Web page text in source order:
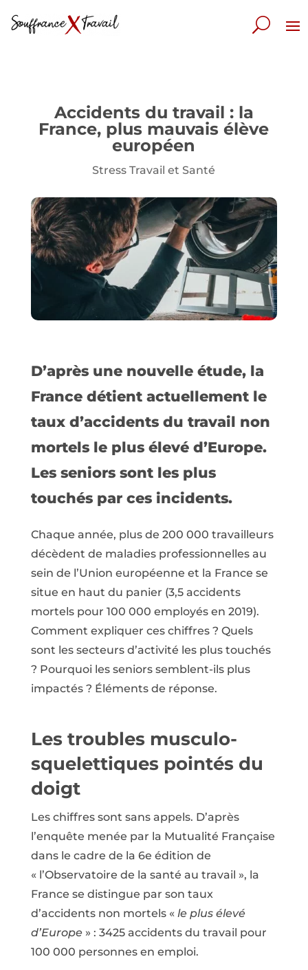
Accidents du travail : la
France, plus mauvais élève
européen
Stress Travail et Santé
D’après une nouvelle étude, la
France détient actuellement le
taux d’accidents du travail non
mortels le plus élevé d’Europe.
Les seniors sont les plus
touchés par ces incidents.
Chaque année, plus de 200 000 travailleurs
décèdent de maladies professionnelles au
sein de l’Union européenne et la France se
situe en haut du panier (3,5 accidents
mortels pour 100 000 employés en 2019).
Comment expliquer ces chiffres ? Quels
sont les secteurs d’activité les plus touchés
? Pourquoi les seniors semblent-ils plus
impactés ? Éléments de réponse.
Les troubles musculo-
squelettiques pointés du
doigt
Les chiffres sont sans appels. D’après
l’enquête menée par la Mutualité Française
dans le cadre de la 6e édition de
« l’Observatoire de la santé au travail », la
France se distingue par son taux
d’accidents non mortels « le plus élevé
d’Europe» : 3425 accidents du travail pour
100 000 personnes en emploi.